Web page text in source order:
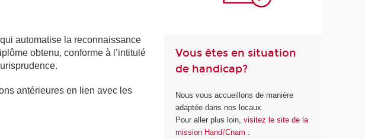
automatise la reconnaissance
obtenu, conforme à l’intitulé
antérieures en lien avec les
Vous êtes en situation
de handicap?
Nous vous accueillons de manière
adaptée dans nos locaux.
Pour aller plus loin,visitez le site de la
mission Handi'Cnam :